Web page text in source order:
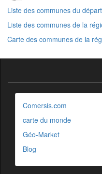
Liste des communes du
Liste des communes de la
Carte des communes de la
Comersis.com
carte du monde
Géo-Market
Blog